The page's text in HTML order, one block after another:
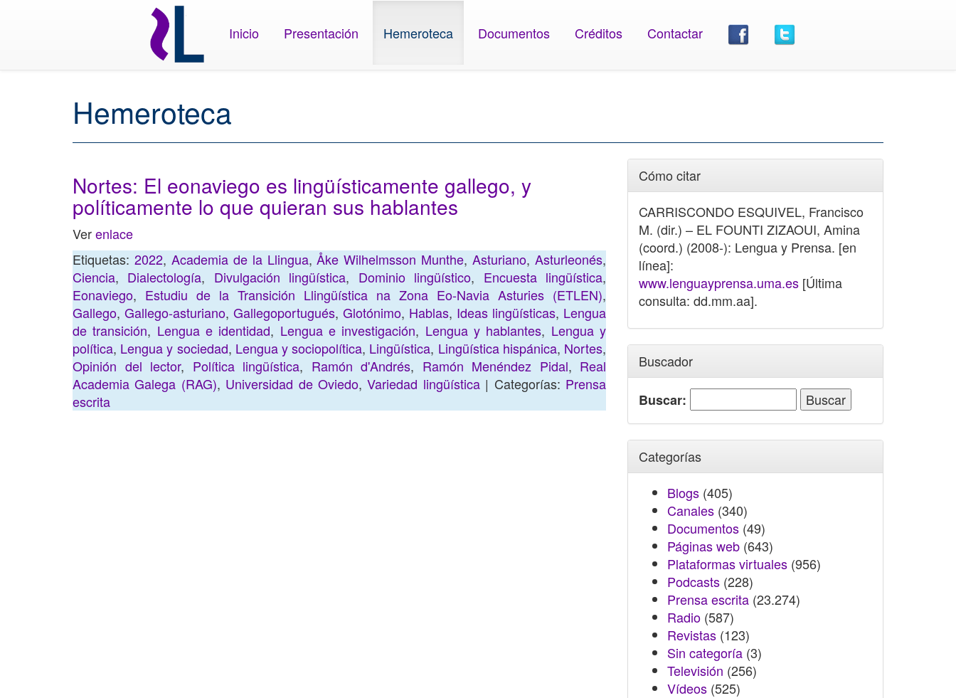
Inicio Presentación Hemeroteca Documentos Créditos Contactar
Hemeroteca
Nortes: El eonaviego es lingüísticamente gallego, y
políticamente lo que quieran sus hablantes
Verenlace
Etiquetas: 2022, Academia de la Llingua,Åke Wilhelmsson Munthe,Asturiano,Asturleonés,
Ciencia, Dialectología, Divulgación lingüística, Dominio lingüístico, Encuesta lingüística,
Eonaviego, Estudiu de la Transición Llingüística na Zona Eo-Navia Asturies (ETLEN),
Gallego, Gallego-asturiano, Gallegoportugués, Glotónimo, Hablas, Ideas lingüísticas, Lengua
de transición, Lengua e identidad, Lengua e investigación, Lengua y hablantes, Lengua y
política, Lengua y sociedad, Lengua y sociopolítica, Lingüística, Lingüística hispánica, Nortes,
Opinión del lector, Política lingüística, Ramón d'Andrés, Ramón Menéndez Pidal, Real
Academia Galega (RAG), Universidad de Oviedo,Variedad lingüística| Categorías: Prensa
escrita
Cómo citar
CARRISCONDO ESQUIVEL, Francisco
M. (dir.) – EL FOUNTI ZIZAOUI, Amina
(coord.) (2008-): Lengua y Prensa. [en
línea]:
www.lenguayprensa.uma.es [Última
consulta: dd.mm.aa].
Buscador
Buscar:
Categorías
Blogs (405)
Canales (340)
Documentos (49)
Páginas web (643)
Plataformas virtuales (956)
Podcasts (228)
Prensa escrita (23.274)
Radio (587)
Revistas (123)
Sin categoría (3)
Televisión (256)
Vídeos (525)